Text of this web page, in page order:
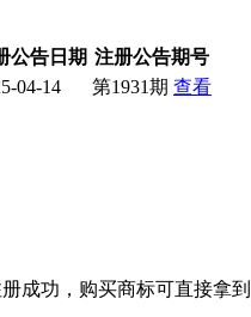
公告日期 注册公告期号
04-14 第1931期 查看
成功，购买商标可直接拿